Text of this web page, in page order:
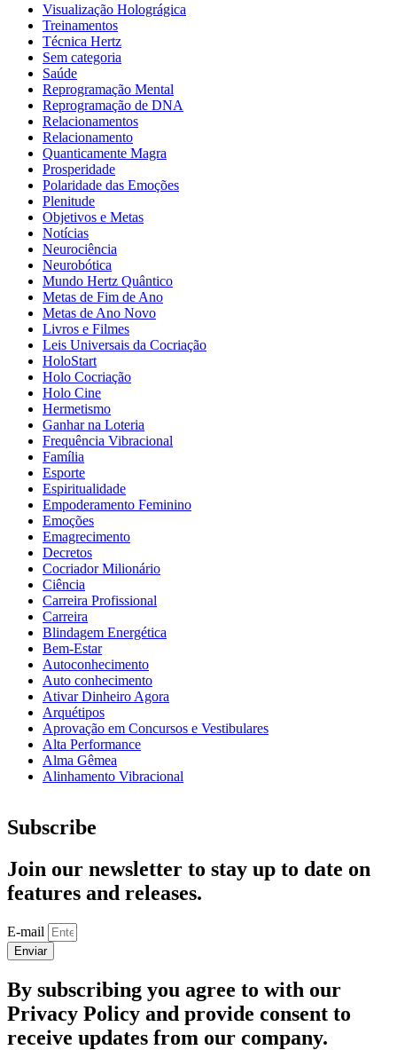
Visualização Holográgica
Treinamentos
Técnica Hertz
Sem categoria
Saúde
Reprogramação Mental
Reprogramação de DNA
Relacionamentos
Relacionamento
Quanticamente Magra
Prosperidade
Polaridade das Emoções
Plenitude
Objetivos e Metas
Notícias
Neurociência
Neurobótica
Mundo Hertz Quântico
Metas de Fim de Ano
Metas de Ano Novo
Livros e Filmes
Leis Universais da Cocriação
HoloStart
Holo Cocriação
Holo Cine
Hermetismo
Ganhar na Loteria
Frequência Vibracional
Família
Esporte
Espiritualidade
Empoderamento Feminino
Emoções
Emagrecimento
Decretos
Cocriador Milionário
Ciência
Carreira Profissional
Carreira
Blindagem Energética
Bem-Estar
Autoconhecimento
Auto conhecimento
Ativar Dinheiro Agora
Arquétipos
Aprovação em Concursos e Vestibulares
Alta Performance
Alma Gêmea
Alinhamento Vibracional
Subscribe
Join our newsletter to stay up to date on
features and releases.
E-mail
Enviar
By subscribing you agree to with our
Privacy Policy and provide consent to
receive updates from our company.